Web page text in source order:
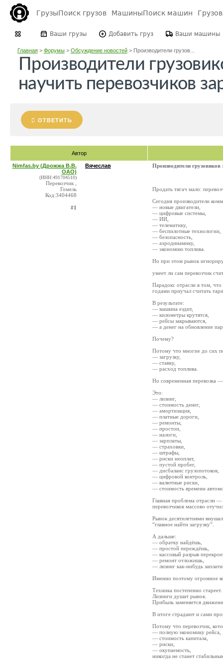
ГрузыПоиск грузов МашиныПоиск машин
Ваши грузы Добавить груз Ваши машины
Главная> Форумы> Обсуждение новостей> Производители грузов...
Производители
научить перевозчиков
ОТВЕТИТЬ
Автор
Nimfas.by (Дрожжа В.В.
ОАО)
(ИНН:491704510)
Перевозчик ,
Гомель
Код:3404468
#1
Вячеслав Производители
Продать тягач мало:
Сегодня производители
— новые двигатели,
— цифровые системы,
— ИИ,
— телематику,
— беспилотные технологии,
— безопасность,
— аэродинамику,
— экономию топлива.
Но при этом рынок
умеет ли сам перевозчик
Парадокс отрасли в том,
годами приучал считать
В результате:
— машина ездит,
— километры крутятся,
— рейсы закрываются,
— а денег на обновление
Почему?
Потому что многие до сих
— загрузку,
— ставку,
— расход топлива.
Но современная перевозка
Это:
— лизинг,
— стоимость денег,
— амортизация,
— платные дороги,
— ремонты,
— простои,
— налоги,
— зарплаты,
— страховки,
— штрафы,
— риски неоплат,
— пустой пробег,
— дисбаланс грузопотоков,
— цифровой контроль,
— валютные риски,
— стоимость времени
Главная проблема отрасли —
перевозчиков массово
Рынок десятилетиями
“главное найти загрузку”.
А дальше:
— обратку найдёшь,
— простой переждёшь,
— кассовый разрыв
— ремонт отложишь,
— лизинг как-нибудь
Именно поэтому огромное
Техника постепенно стареет.
Лизинги душат рынок.
Прибыль заменяется
В итоге страдают и сами
Потому что перевозчик,
— полную экономику рейса,
— стоимость капитала,
— риски,
— окупаемость,
никогда не станет